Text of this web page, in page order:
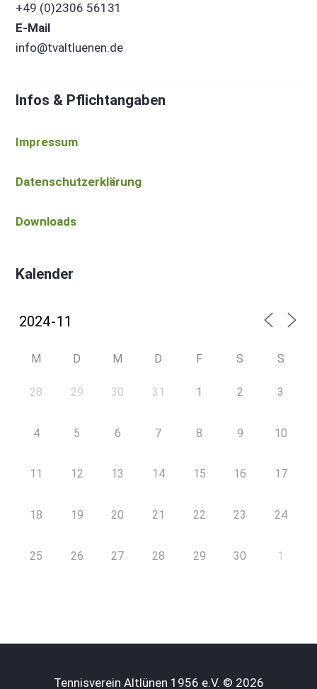
+49 (0)2306 56131
E-Mail
info@tvaltluenen.de
Infos & Pflichtangaben
Impressum
Datenschutzerklärung
Downloads
Kalender
M D M D F S S
28 29 30 31 1 2 3
4 5 6 7 8 9 10
11 12 13 14 15 16 17
18 19 20 21 22 23 24
25 26 27 28 29 30 1
Tennisverein Altlünen 1956 e.V. © 2026